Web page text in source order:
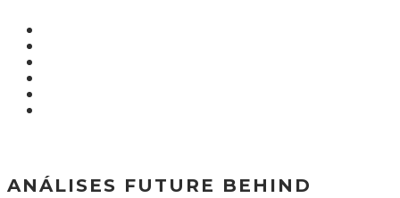
ANÁLISES FUTURE BEHIND